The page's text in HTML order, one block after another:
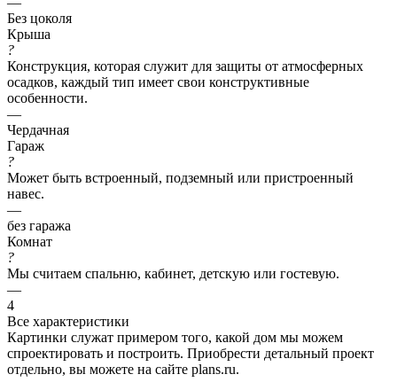
Без цоколя
Крыша
?
Конструкция, которая служит для защиты от атмосферных
осадков, каждый тип имеет свои конструктивные
особенности.
—
Чердачная
Гараж
?
Может быть встроенный, подземный или пристроенный
навес.
—
без гаража
Комнат
?
Мы считаем спальню, кабинет, детскую или гостевую.
—
4
Все характеристики
Картинки служат примером того, какой дом мы можем
спроектировать и построить. Приобрести детальный проект
отдельно, вы можете на сайте plans.ru.